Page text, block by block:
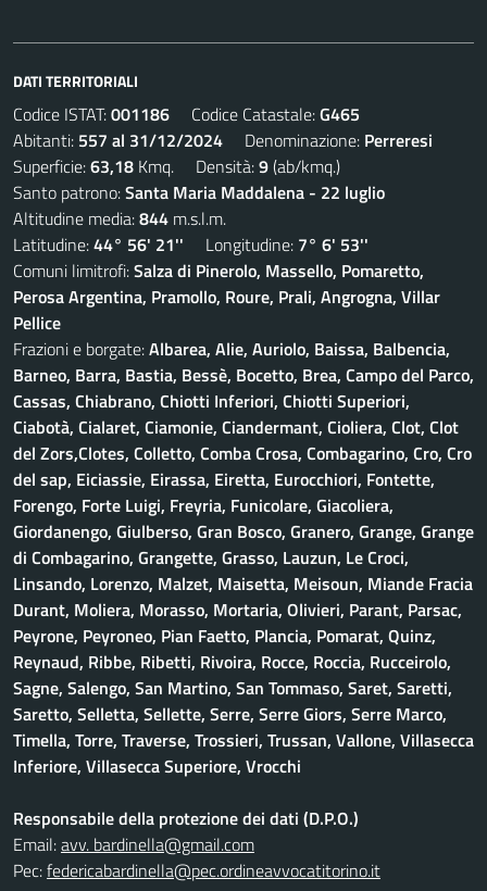
DATI TERRITORIALI
Codice ISTAT:001186 Codice Catastale:G465
Abitanti: 557 al 31/12/2024 Denominazione: Perreresi
Superficie:63,18 Kmq. Densità:9(ab/kmq.)
Santo patrono:Santa Maria Maddalena - 22 luglio
Altitudine media:844 m.s.l.m.
Latitudine:44° 56' 21'' Longitudine: 7° 6' 53''
Comuni limitrofi:Salza di Pinerolo, Massello, Pomaretto,
Perosa Argentina, Pramollo, Roure, Prali, Angrogna, Villar
Pellice
Frazioni e borgate:Albarea, Alie, Auriolo, Baissa, Balbencia,
Barneo, Barra, Bastia, Bessè, Bocetto, Brea, Campo del Parco,
Cassas, Chiabrano, Chiotti Inferiori, Chiotti Superiori,
Ciabotà, Cialaret, Ciamonie, Ciandermant, Cioliera, Clot, Clot
del Zors,Clotes, Colletto, Comba Crosa, Combagarino, Cro, Cro
del sap, Eiciassie, Eirassa, Eiretta, Eurocchiori, Fontette,
Forengo, Forte Luigi, Freyria, Funicolare, Giacoliera,
Giordanengo, Giulberso, Gran Bosco, Granero, Grange, Grange
di Combagarino, Grangette, Grasso, Lauzun, Le Croci,
Linsando, Lorenzo, Malzet, Maisetta, Meisoun, Miande Fracia
Durant, Moliera, Morasso, Mortaria, Olivieri, Parant, Parsac,
Peyrone, Peyroneo, Pian Faetto, Plancia, Pomarat, Quinz,
Reynaud, Ribbe, Ribetti, Rivoira, Rocce, Roccia, Rucceirolo,
Sagne, Salengo, San Martino, San Tommaso, Saret, Saretti,
Saretto, Selletta, Sellette, Serre, Serre Giors, Serre Marco,
Timella, Torre, Traverse, Trossieri, Trussan, Vallone, Villasecca
Inferiore, Villasecca Superiore, Vrocchi
Responsabile della protezione dei dati (D.P.O.)
Email:avv. bardinella@gmail.com
Pec:federicabardinella@pec.ordineavvocatitorino.it